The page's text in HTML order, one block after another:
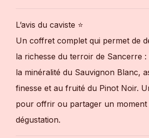
L’avis du caviste ⭐
Un coffret complet qui permet de
la richesse du terroir de Sancerre
la minéralité du Sauvignon Blanc,
finesse et au fruité du Pinot Noir.
pour offrir ou partager un moment
dégustation.